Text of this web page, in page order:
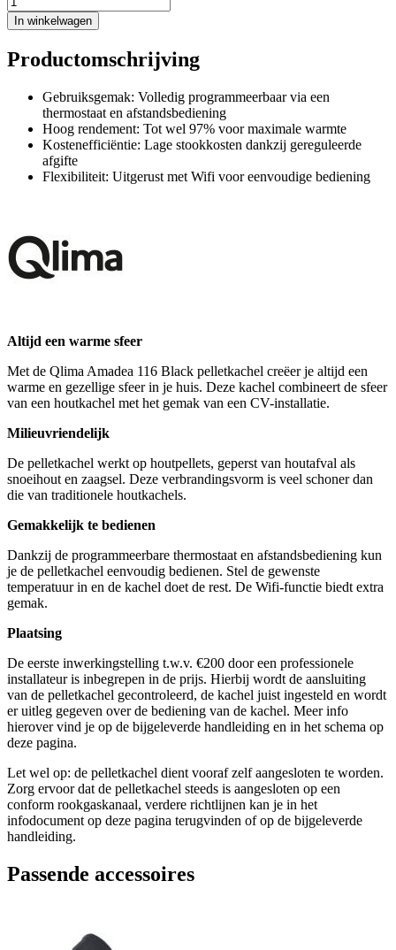
In winkelwagen
Productomschrijving
Gebruiksgemak: Volledig programmeerbaar via een
thermostaat en afstandsbediening
Hoog rendement: Tot wel 97% voor maximale warmte
Kostenefficiëntie: Lage stookkosten dankzij gereguleerde
afgifte
Flexibiliteit: Uitgerust met Wifi voor eenvoudige bediening
Altijd een warme sfeer
Met de Qlima Amadea 116 Black pelletkachel creëer je altijd een
warme en gezellige sfeer in je huis. Deze kachel combineert de sfeer
van een houtkachel met het gemak van een CV-installatie.
Milieuvriendelijk
De pelletkachel werkt op houtpellets, geperst van houtafval als
snoeihout en zaagsel. Deze verbrandingsvorm is veel schoner dan
die van traditionele houtkachels.
Gemakkelijk te bedienen
Dankzij de programmeerbare thermostaat en afstandsbediening kun
je de pelletkachel eenvoudig bedienen. Stel de gewenste
temperatuur in en de kachel doet de rest. De Wifi-functie biedt extra
gemak.
Plaatsing
De eerste inwerkingstelling t.w.v. €200 door een professionele
installateur is inbegrepen in de prijs. Hierbij wordt de aansluiting
van de pelletkachel gecontroleerd, de kachel juist ingesteld en wordt
er uitleg gegeven over de bediening van de kachel. Meer info
hierover vind je op de bijgeleverde handleiding en in het schema op
deze pagina.
Let wel op: de pelletkachel dient vooraf zelf aangesloten te worden.
Zorg ervoor dat de pelletkachel steeds is aangesloten op een
conform rookgaskanaal, verdere richtlijnen kan je in het
infodocument op deze pagina terugvinden of op de bijgeleverde
handleiding.
Passende accessoires